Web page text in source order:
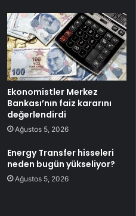
Ekonomistler Merkez
Bankası’nın faiz kararını
değerlendirdi
Ağustos 5, 2026
Energy Transfer hisseleri
neden bugün yükseliyor?
Ağustos 5, 2026